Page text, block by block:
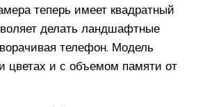
теперь имеет квадратный
делать ландшафтные
телефон. Модель
цветах и с объемом памяти от